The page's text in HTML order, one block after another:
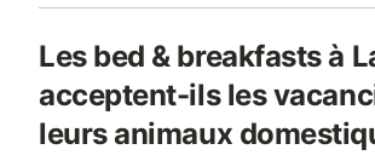
Les bed & breakfasts à
acceptent-ils les
leurs animaux